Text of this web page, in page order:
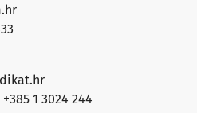
+385 1 3024 244